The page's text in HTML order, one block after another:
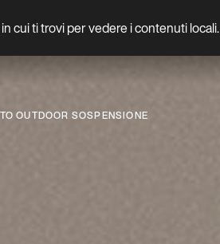
cui ti trovi per vedere i contenuti locali.
OUTDOOR SOSPENSIONE